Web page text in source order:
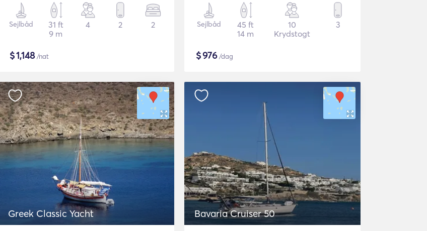
Sejlbåd
31 ft
9 m
4 2 2
$1,148/nat
Sejlbåd
45 ft
14 m
10
Krydstogt
3
$976/dag
Greek Classic Yacht Bavaria Cruiser 50